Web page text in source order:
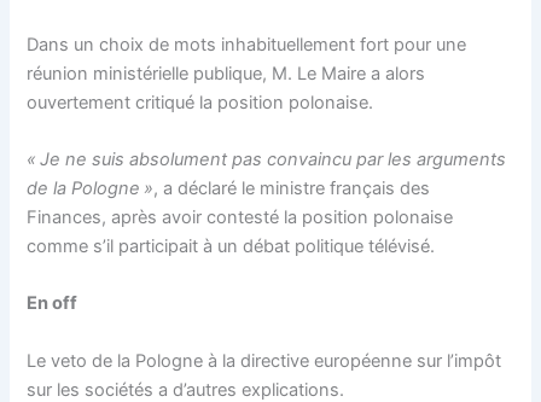
Dans un choix de mots inhabituellement fort pour une
réunion ministérielle publique, M. Le Maire a alors
ouvertement critiqué la position polonaise.
« Je ne suis absolument pas convaincu par les arguments
de la Pologne », a déclaré le ministre français des
Finances, après avoir contesté la position polonaise
comme s’il participait à un débat politique télévisé.
En off
Le veto de la Pologne à la directive européenne sur l’impôt
sur les sociétés a d’autres explications.